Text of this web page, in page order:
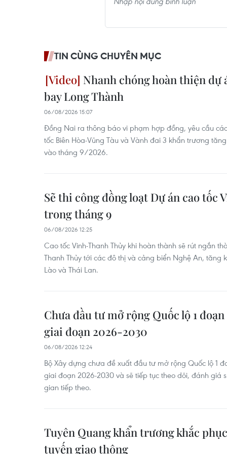
TIN CÙNG CHUYÊN MỤC
Nhanh chóng hoàn thiện dự
bay Long Thành
06/08/2026 15:07
Đồng Nai ra thông báo vi phạm hợp đồng, yêu cầu
tốc Biên Hòa-Vũng Tàu và Vành đai 3 khẩn trương
vào tháng 9/2026.
Sẽ thi công đồng loạt Dự án cao tốc
trong tháng 9
06/08/2026 12:25
Cao tốc Vinh-Thanh Thủy khi hoàn thành sẽ rút ngắn
Thanh Thủy tới các đô thị và cảng biển Nghệ An, tăng
Lào và Thái Lan.
Chưa đầu tư mở rộng Quốc lộ 1
giai đoạn 2026-2030
06/08/2026 12:24
Bộ Xây dựng chưa đề xuất đầu tư mở rộng Quốc lộ 1
giai đoạn 2026-2030 và sẽ tiếp tục theo dõi, đánh giá
gian tiếp theo.
Tuyên Quang khẩn trương khắc
tuyến giao thông